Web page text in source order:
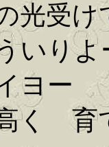
受け
りよ
ヨー
育